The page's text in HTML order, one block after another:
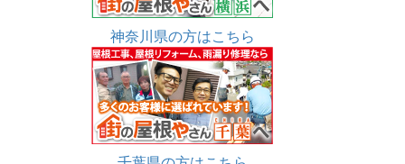
神奈川県の方はこちら